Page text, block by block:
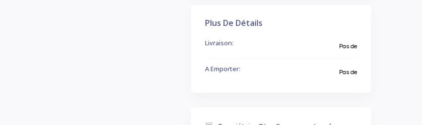
Plus De Détails
Livraison: Pas de
A Emporter: Pas de